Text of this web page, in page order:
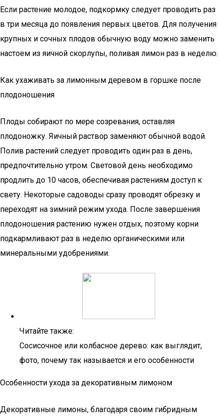
Если растение молодое, подкормку следует проводить раз
в три месяца до появления первых цветов. Для получения
крупных и сочных плодов обычную воду можно заменить
настоем из яичной скорлупы, поливая лимон раз в неделю.
Как ухаживать за лимонным деревом в горшке после
плодоношения
Плоды собирают по мере созревания, оставляя
плодоножку. Яичный раствор заменяют обычной водой.
Полив растений следует проводить один раз в день,
предпочтительно утром. Световой день необходимо
продлить до 10 часов, обеспечивая растениям доступ к
свету. Некоторые садоводы сразу проводят обрезку и
переходят на зимний режим ухода. После завершения
плодоношения растению нужен отдых, поэтому корни
подкармливают раз в неделю органическими или
минеральными удобрениями.
Читайте также:
Сосисочное или колбасное дерево: как выглядит,
фото, почему так называется и его особенности
Особенности ухода за декоративным лимоном
Декоративные лимоны, благодаря своим гибридным